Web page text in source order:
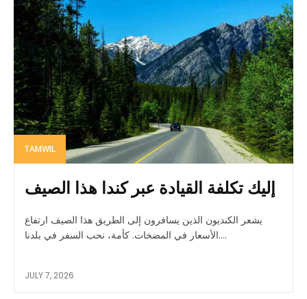
TAMWIL
إليك تكلفة القيادة عبر كندا هذا الصيف
يشعر الكنديون الذين يسافرون إلى الطريق هذا الصيف ارتفاع
الأسعار في المضخات. كأمة، نحب السفر في بلدنا....
JULY 7, 2026